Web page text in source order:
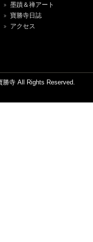
墨蹟＆禅アート
寶勝寺日誌
アクセス
寺 All Rights Reserved.